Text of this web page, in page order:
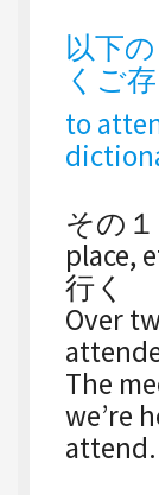
以下
くご
to
その
place,
行く
Over
The
we’re
attend.